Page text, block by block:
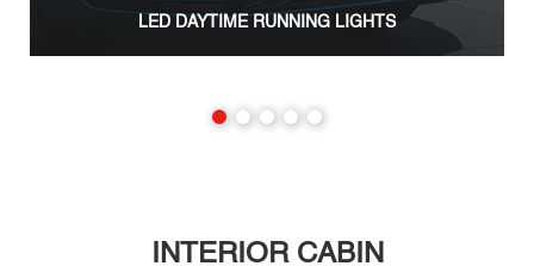
LED DAYTIME RUNNING LIGHTS
INTERIOR CABIN